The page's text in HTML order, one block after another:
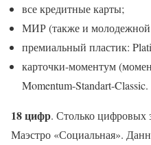
все кредитные карты;
МИР (также и молодежной
премиальный пластик:
карточки-моментум
Momentum-Standart-Classic.
18 цифр. Столько цифровых
Маэстро «Социальная».